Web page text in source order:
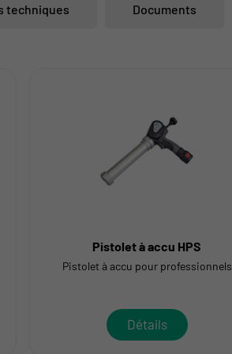
techniques Documents
Pistolet à accu HPS
Pistolet à accu pour professionnels
Détails